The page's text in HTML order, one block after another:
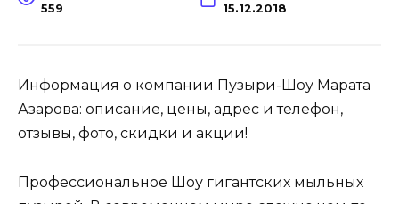
559 15.12.2018
Информация о компании Пузыри-Шоу Марата
Азарова: описание, цены, адрес и телефон,
отзывы, фото, скидки и акции!
Профессиональное Шоу гигантских мыльных